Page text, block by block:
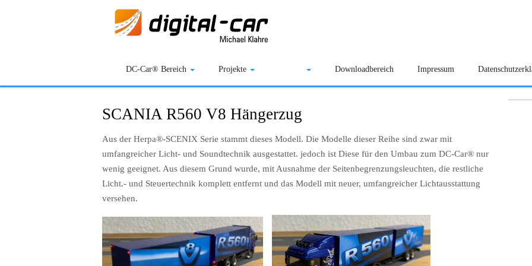
DC-Car® Bereich Projekte Downloadbereich Impressum
SCANIA R560 V8 Hängerzug
Aus der Herpa®-SCENIX Serie stammt dieses Modell. Die Modelle dieser Reihe sind zwar mit
umfangreicher Licht- und Soundtechnik ausgestattet. jedoch ist Diese für den Umbau zum DC-Car® nur
wenig geeignet. Aus diesem Grund wurde, mit Ausnahme der Seitenbegrenzungsleuchten, die restliche
Licht.- und Steuertechnik komplett entfernt und das Modell mit neuer, umfangreicher Lichtausstattung
versehen.